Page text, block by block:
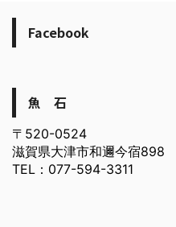
Facebook
魚 石
〒520-0524
滋賀県大津市和邇今宿898
TEL：077-594-3311